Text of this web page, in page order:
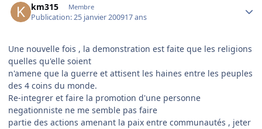
km315 Membre
Publication:25 janvier 200917 ans
Une nouvelle fois , la demonstration est faite que les religions
quelles qu'elle soient
n'amene que la guerre et attisent les haines entre les peuples
des 4 coins du monde.
Re-integrer et faire la promotion d'une personne
negationniste ne me semble pas faire
partie des actions amenant la paix entre communautés , jeter